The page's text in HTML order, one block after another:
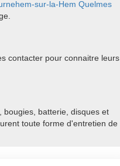
sur-la-Hem Quelmes
contacter pour connaitre leurs
bougies, batterie, disques et
toute forme d'entretien de